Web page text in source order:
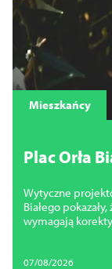
Mieszkańcy
Plac Orła
Wytyczne
Białego
wymagają
07/08/2026